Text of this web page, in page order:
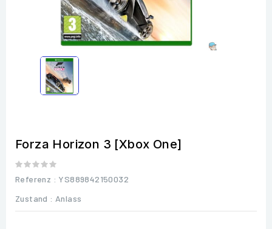
Forza Horizon 3 [Xbox One]
Referenz : YS889842150032
Zustand : Anlass